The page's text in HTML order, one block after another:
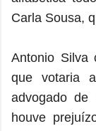
Carla Sousa,
Antonio Silva
que votaria
advogado de
houve